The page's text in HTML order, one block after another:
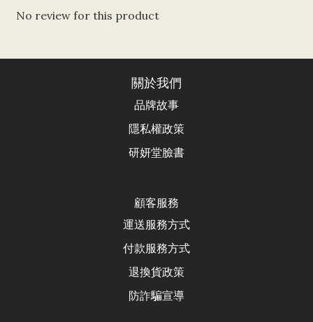
No review for this product
關於我們
品牌故事
隱私權政策
研妍堂臉書
顧客服務
運送服務方式
付款服務方式
退換貨政策
防詐騙宣導